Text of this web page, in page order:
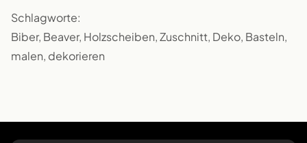
Schlagworte:
Biber, Beaver, Holzscheiben, Zuschnitt, Deko, Basteln,
malen, dekorieren